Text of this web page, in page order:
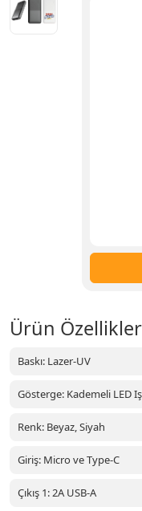
Ürün
Baskı: Lazer-UV
Gösterge: Kademeli LED
Renk: Beyaz, Siyah
Giriş: Micro ve Type-C
Çıkış 1: 2A USB-A